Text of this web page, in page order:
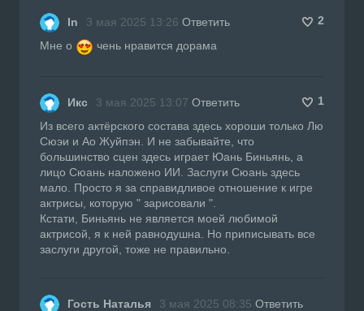
In 3 мая 2025 13:26 Ответить
2
Мне о
чень нравится дорама
Икс 3 мая 2025 13:07 Ответить
1
Из всего актёрского состава здесь хороши только Лю
Сюэи и Ао Жуйпэн. И не забывайте, что
большинство сцен здесь играет Юань Биньянь, а
лицо Сюань наложено ИИ. Заслуги Сюань здесь
мало. Просто я за справидливое отношение к игре
актрисы, которую " зарисовали ".
Кстати, Биньянь не является моей любимой
актрисой, я к ней равнодушна. Но приписывать все
заслуги другой, тоже не правильно.
Гость Наталья 3 мая 2025 08:35 Ответить